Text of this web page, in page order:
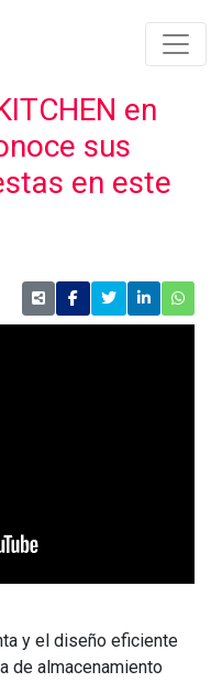
en
sus
en este
y el diseño eficiente
de almacenamiento